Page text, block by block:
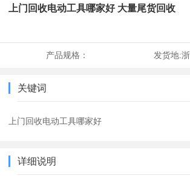
上门回收电动工具哪家好 大量尾货回收
产品规格： 发货地:
关键词
上门回收电动工具哪家好
详细说明